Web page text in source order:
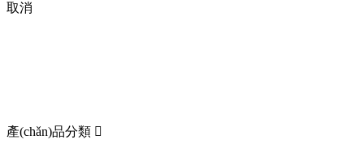
取消
產(chǎn)品分類 